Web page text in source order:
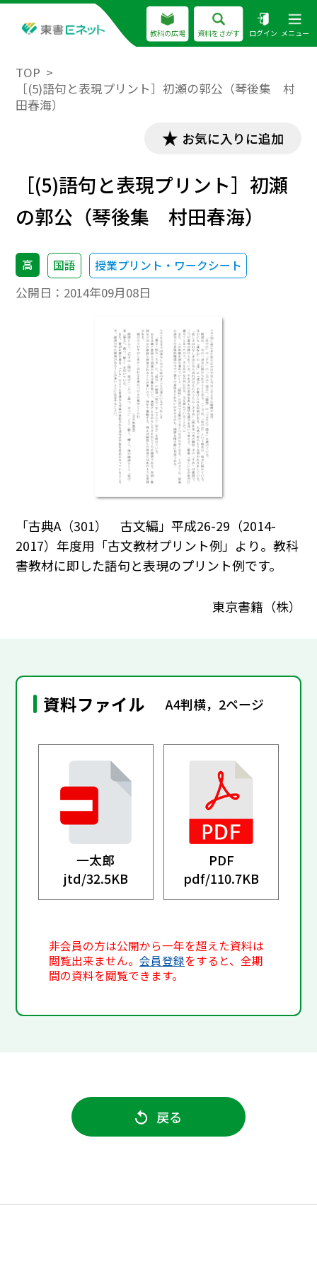
教科の広場 資料をさがす ログイン メニュー
TOP
［(5)語句と表現プリント］初瀬の郭公（琴後集 村
田春海）
お気に入りに追加
［(5)語句と表現プリント］初瀬
の郭公（琴後集 村田春海）
高 国語 授業プリント・ワークシート
公開日： 2014年09月08日
「古典A（301） 古文編」平成26-29（2014-
2017）年度用「古文教材プリント例」より。教科
書教材に即した語句と表現のプリント例です。
東京書籍（株）
資料ファイル A4判横，2ページ
一太郎
jtd/32.5KB
PDF
pdf/110.7KB
非会員の方は公開から一年を超えた資料は
閲覧出来ません。会員登録をすると、全期
間の資料を閲覧できます。
戻る